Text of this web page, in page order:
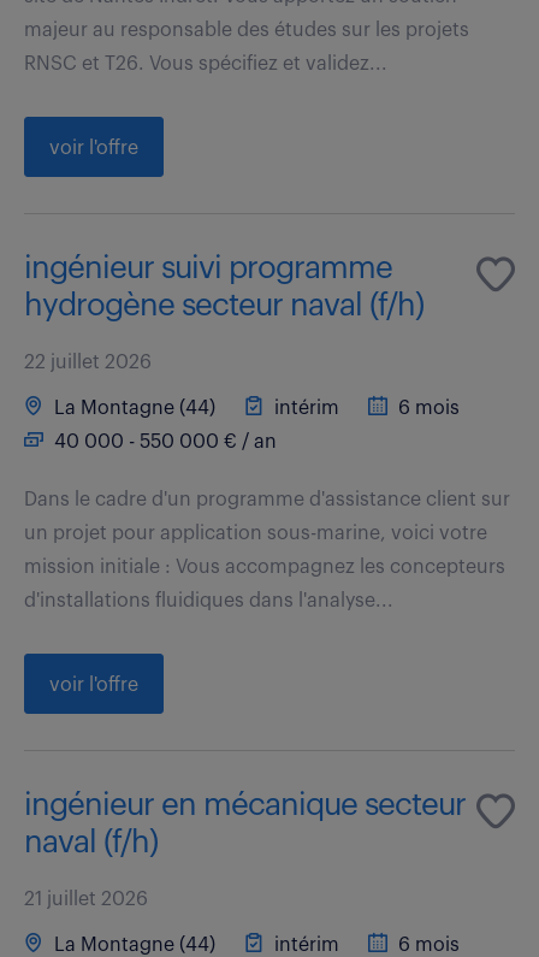
majeur au responsable des études sur les projets
RNSC et T26. Vous spécifiez et validez...
voir l'offre
ingénieur suivi programme
hydrogène secteur naval (f/h)
22 juillet 2026
La Montagne (44) intérim
6 mois
40 000 - 550 000 € / an
Dans le cadre d'un programme d'assistance client sur
un projet pour application sous-marine, voici votre
mission initiale : Vous accompagnez les concepteurs
d'installations fluidiques dans l'analyse...
voir l'offre
ingénieur en mécanique secteur
naval (f/h)
21 juillet 2026
La Montagne (44) intérim
6 mois